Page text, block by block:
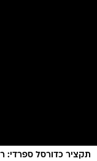
תקציר כדורסל ספרדי: